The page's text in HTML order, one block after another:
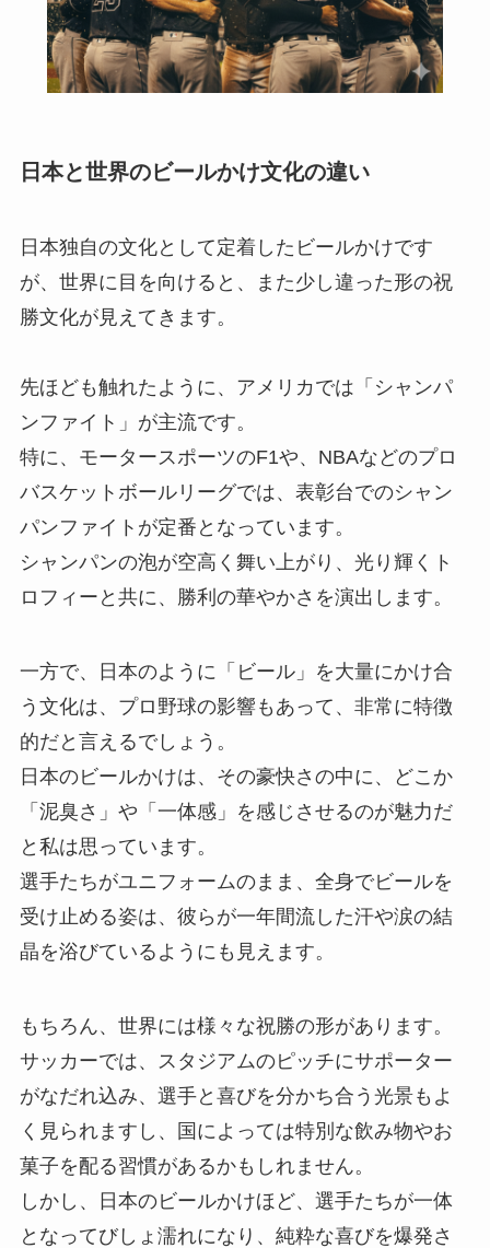
日本と世界のビールかけ文化の違い
日本独自の文化として定着したビールかけです
が、世界に目を向けると、また少し違った形の祝
勝文化が見えてきます。
先ほども触れたように、アメリカでは「シャンパ
ンファイト」が主流です。
特に、モータースポーツのF1や、NBAなどのプロ
バスケットボールリーグでは、表彰台でのシャン
パンファイトが定番となっています。
シャンパンの泡が空高く舞い上がり、光り輝くト
ロフィーと共に、勝利の華やかさを演出します。
一方で、日本のように「ビール」を大量にかけ合
う文化は、プロ野球の影響もあって、非常に特徴
的だと言えるでしょう。
日本のビールかけは、その豪快さの中に、どこか
「泥臭さ」や「一体感」を感じさせるのが魅力だ
と私は思っています。
選手たちがユニフォームのまま、全身でビールを
受け止める姿は、彼らが一年間流した汗や涙の結
晶を浴びているようにも見えます。
もちろん、世界には様々な祝勝の形があります。
サッカーでは、スタジアムのピッチにサポーター
がなだれ込み、選手と喜びを分かち合う光景もよ
く見られますし、国によっては特別な飲み物やお
菓子を配る習慣があるかもしれません。
しかし、日本のビールかけほど、選手たちが一体
となってびしょ濡れになり、純粋な喜びを爆発さ